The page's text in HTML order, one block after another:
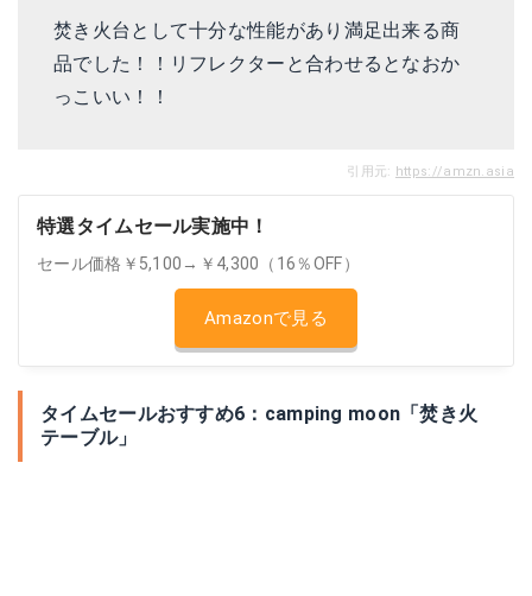
焚き火台として十分な性能があり満足出来る商
品でした！！リフレクターと合わせるとなおか
っこいい！！
引用元: https://amzn.asia
特選タイムセール実施中！
セール価格￥5,100→￥4,300（16％OFF）
Amazonで見る
タイムセールおすすめ6：camping moon「焚き火
テーブル」